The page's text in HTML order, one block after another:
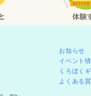
お知らせ
イベント
くろぼく
よくある